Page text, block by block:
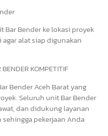
Bar Bender ke lokasi proyek
alat siap digunakan
KOMPETITIF
Bender Aceh Barat yang
Seluruh unit Bar Bender
dan didukung layanan
pekerjaan Anda